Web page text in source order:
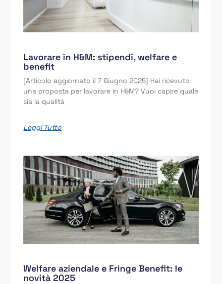
Lavorare in H&M: stipendi, welfare e
benefit
[Articolo aggiornato il 7 Giugno 2025] Hai ricevuto
una proposta per lavorare in H&M? Vuoi capire quale
sia la qualità
Leggi Tutto
Welfare aziendale e Fringe Benefit: le
novità 2025